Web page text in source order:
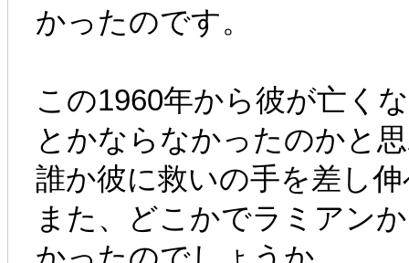
かったのです。
この1960年から彼が亡く
とかならなかったのかと
誰か彼に救いの手を差し
また、どこかでラミアン